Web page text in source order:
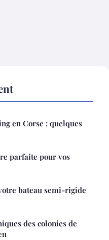
en Corse : quelques
parfaite pour vos
bateau semi-rigide
des colonies de